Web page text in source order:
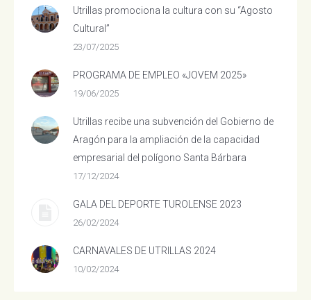
Utrillas promociona la cultura con su “Agosto
Cultural”
23/07/2025
PROGRAMA DE EMPLEO «JOVEM 2025»
19/06/2025
Utrillas recibe una subvención del Gobierno de
Aragón para la ampliación de la capacidad
empresarial del polígono Santa Bárbara
17/12/2024
GALA DEL DEPORTE TUROLENSE 2023
26/02/2024
CARNAVALES DE UTRILLAS 2024
10/02/2024